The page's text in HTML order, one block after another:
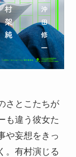
さとこたちが
も違う彼女た
や妄想をきっ
。有村演じる